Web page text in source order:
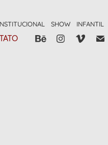
SHOW INFANTIL